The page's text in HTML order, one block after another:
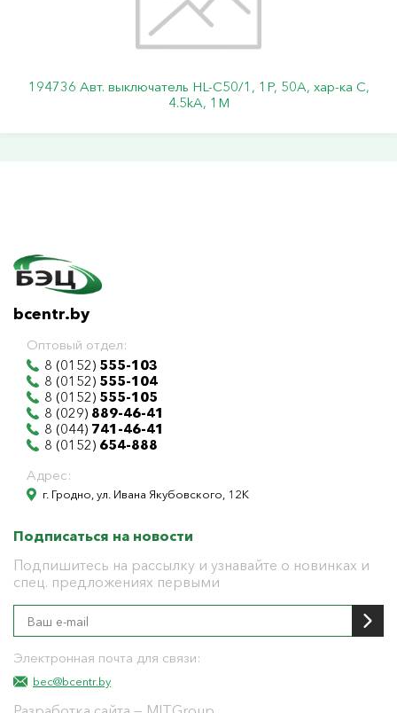
194736 Авт. выключатель HL-C50/1, 1P, 50A, хар-ка C,
4.5kA, 1M
bcentr.by
Оптовый отдел:
8 (0152) 555-103
8 (0152) 555-104
8 (0152) 555-105
8 (029) 889-46-41
8 (044) 741-46-41
8 (0152) 654-888
Адрес:
г. Гродно, ул. Ивана Якубовского, 12К
Подписаться на новости
Подпишитесь на рассылку и узнавайте о новинках и
спец. предложениях первыми
Электронная почта для связи:
bec@bcentr.by